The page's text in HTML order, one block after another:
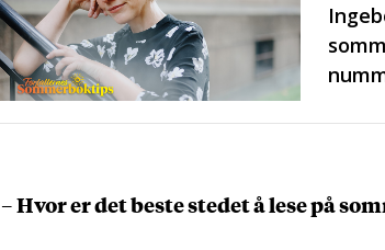
–Hvor er det beste stedet å lese på